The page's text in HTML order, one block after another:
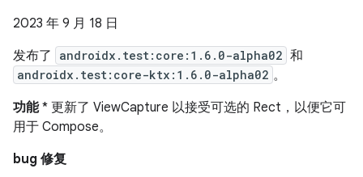
2023 年 9 月 18 日
发布了
androidx.test:core:1.6.0-alpha02 和
androidx.test:core-ktx:1.6.0-alpha02 。
功能* 更新了 ViewCapture 以接受可选的 Rect，以便它可
用于 Compose。
bug 修复